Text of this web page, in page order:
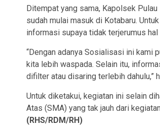
Ditempat yang sama, Kapolsek
sudah mulai masuk di Kotabaru.
informasi supaya tidak terjerumus
“Dengan adanya Sosialisasi ini kami
kita lebih waspada. Selain itu,
difilter atau disaring terlebih dahulu,”
Untuk diketakui, kegiatan ini selain
Atas (SMA) yang tak jauh dari
(RHS/RDM/RH)